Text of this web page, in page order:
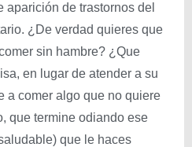
aparición de trastornos del
¿De verdad quieres que
sin hambre? ¿Que
en lugar de atender a su
a comer algo que no quiere
que termine odiando ese
que le haces